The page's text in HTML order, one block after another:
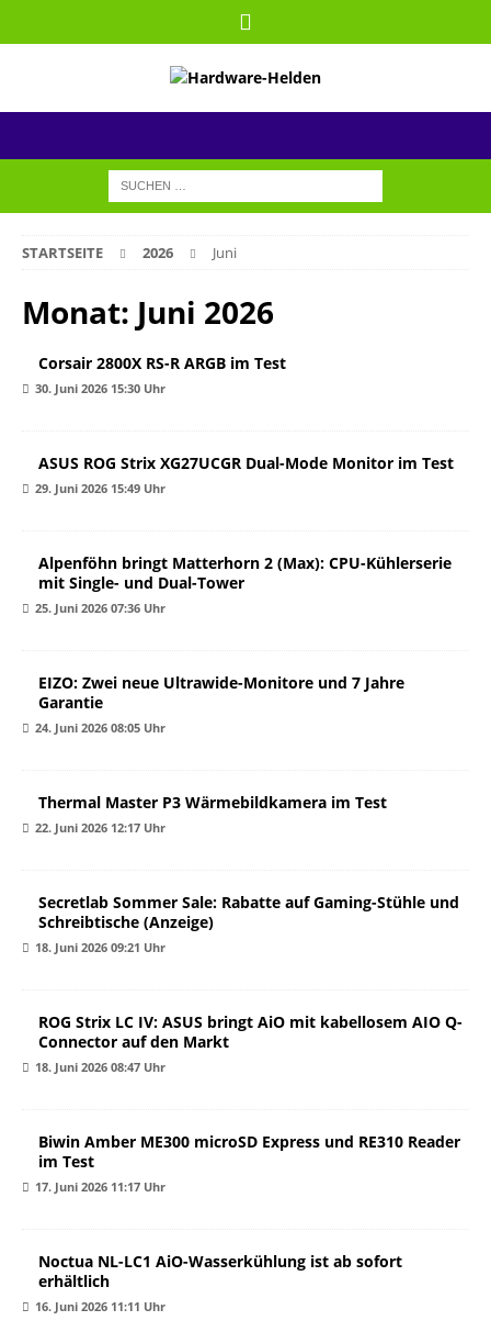
STARTSEITE 2026 Juni
Monat: Juni 2026
Corsair 2800X RS-R ARGB im Test
30. Juni 2026 15:30 Uhr
ASUS ROG Strix XG27UCGR Dual-Mode Monitor im Test
29. Juni 2026 15:49 Uhr
Alpenföhn bringt Matterhorn 2 (Max): CPU-Kühlerserie
mit Single- und Dual-Tower
25. Juni 2026 07:36 Uhr
EIZO: Zwei neue Ultrawide-Monitore und 7 Jahre
Garantie
24. Juni 2026 08:05 Uhr
Thermal Master P3 Wärmebildkamera im Test
22. Juni 2026 12:17 Uhr
Secretlab Sommer Sale: Rabatte auf Gaming-Stühle und
Schreibtische (Anzeige)
18. Juni 2026 09:21 Uhr
ROG Strix LC IV: ASUS bringt AiO mit kabellosem AIO Q-
Connector auf den Markt
18. Juni 2026 08:47 Uhr
Biwin Amber ME300 microSD Express und RE310 Reader
im Test
17. Juni 2026 11:17 Uhr
Noctua NL-LC1 AiO-Wasserkühlung ist ab sofort
erhältlich
16. Juni 2026 11:11 Uhr